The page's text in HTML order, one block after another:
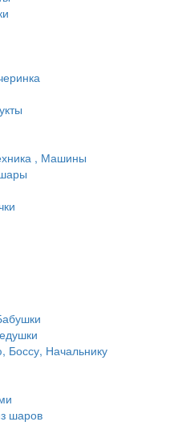
, Машины
Боссу, Начальнику
шаров